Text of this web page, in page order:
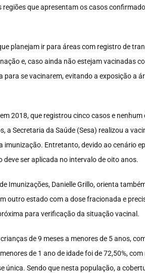
que apresentam os casos
planejam ir para áreas com registro de
e, caso ainda não estejam vacinadas
se vacinarem, evitando a exposição a
2018, que registrou cinco casos e nenhum
Secretaria da Saúde (Sesa) realizou a
Entretanto, devido ao cenário
ser aplicada no intervalo de oito anos.
Imunizações, Danielle Grillo, orienta
outro estado com a dose fracionada e
para verificação da situação vacinal.
de 9 meses a menores de 5 anos,
de 1 ano de idade foi de 72,50%,
única. Sendo que nesta população, a